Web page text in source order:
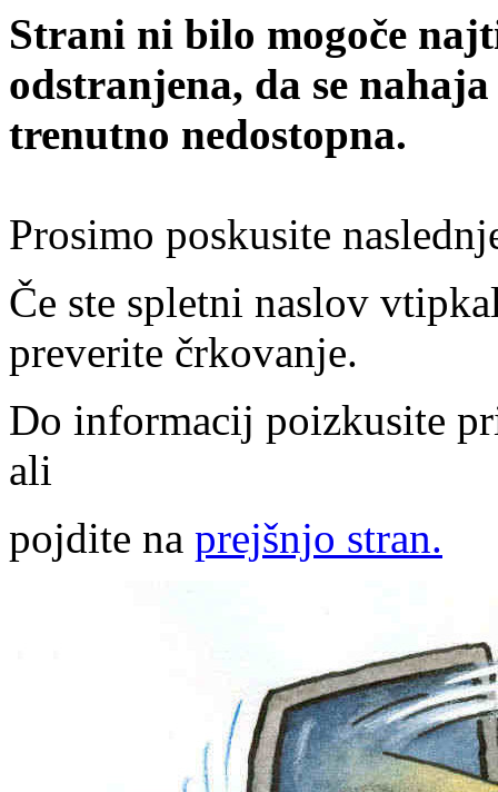
Strani ni bilo mogoče
odstranjena, da se
trenutno nedostopna.
Prosimo poskusite
Če ste spletni naslov
preverite črkovanje.
Do informacij poizkusite
ali
pojdite na prejšnjo stran.